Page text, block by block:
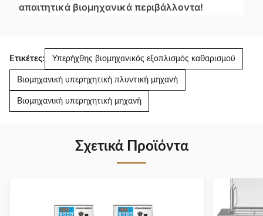
απαιτητικά βιομηχανικά περιβάλλοντα!
Ετικέτες: Υπερήχθης βιομηχανικός εξοπλισμός καθαρισμού
Βιομηχανική υπερηχητική πλυντική μηχανή
Βιομηχανική υπερηχητική μηχανή
Σχετικά Προϊόντα